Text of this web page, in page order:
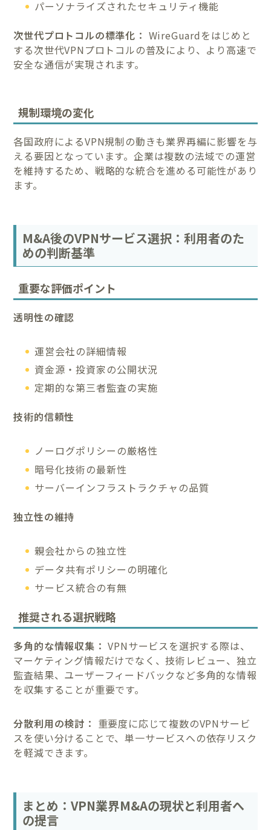
パーソナライズされたセキュリティ機能
次世代プロトコルの標準化： WireGuardをはじめと
する次世代VPNプロトコルの普及により、より高速で
安全な通信が実現されます。
規制環境の変化
各国政府によるVPN規制の動きも業界再編に影響を与
える要因となっています。企業は複数の法域での運営
を維持するため、戦略的な統合を進める可能性があり
ます。
M&A後のVPNサービス選択：利用者のた
めの判断基準
重要な評価ポイント
透明性の確認
運営会社の詳細情報
資金源・投資家の公開状況
定期的な第三者監査の実施
技術的信頼性
ノーログポリシーの厳格性
暗号化技術の最新性
サーバーインフラストラクチャの品質
独立性の維持
親会社からの独立性
データ共有ポリシーの明確化
サービス統合の有無
推奨される選択戦略
多角的な情報収集： VPNサービスを選択する際は、
マーケティング情報だけでなく、技術レビュー、独立
監査結果、ユーザーフィードバックなど多角的な情報
を収集することが重要です。
分散利用の検討： 重要度に応じて複数のVPNサービ
スを使い分けることで、単一サービスへの依存リスク
を軽減できます。
まとめ：VPN業界M&Aの現状と利用者へ
の提言